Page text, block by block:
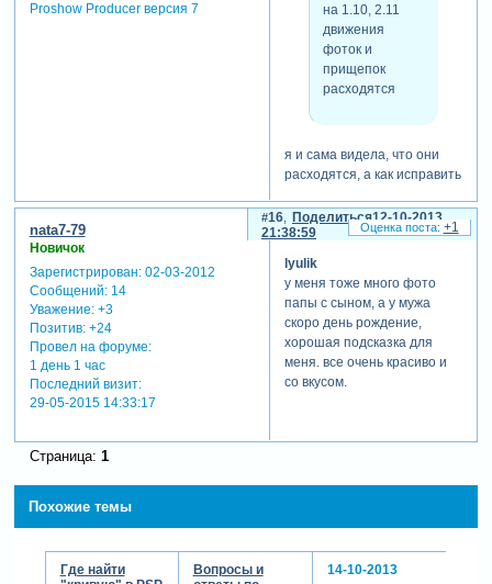
Proshow Producer версия 7
на 1.10, 2.11
движения
фоток и
прищепок
расходятся
я и сама видела, что они
расходятся, а как исправить
подскажет?!
написал(а):
я бы обратила
внимание на
резкость
появления
фото
Поделиться
16
12-10-2013
21:38:59
nata7-79
Новичок
Зарегистрирован: 02-03-2012
Сообщений:14
Уважение: +3
Позитив: +24
Провел на форуме:
1 день 1 час
Последний визит:
29-05-2015 14:33:17
lyulik
у меня тоже много фото
папы с сыном, а у мужа
скоро день рождение,
хорошая подсказка для
меня. все очень красиво и
со вкусом.
+1
Страница: 1
Похожие темы
Где найти
Вопросы и
14-10-2013